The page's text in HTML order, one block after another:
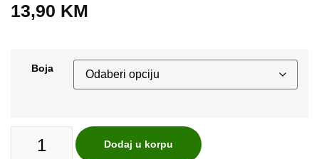
13,90 KM
Boja
Dodaj u korpu